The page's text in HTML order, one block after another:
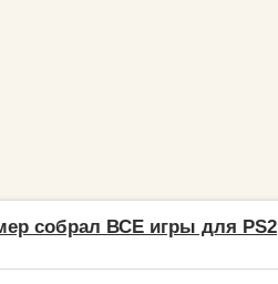
собрал ВСЕ игры для PS2